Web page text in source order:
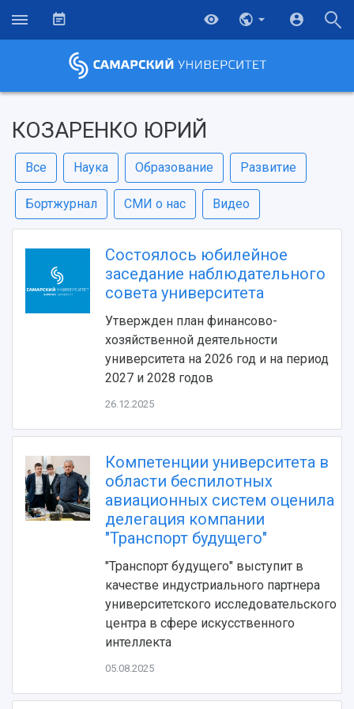
НАЗАД
Об университете
Ключевые факты
Попечительский совет
Ученый совет
Главные новости
Объявления
Пресс-центр
Почему я выбираю Самарский университет?
Абитуриенту
Бакалавриат и специалитет
Магистратура
Аспирантура
Дополнительное образование
Научно-исследовательская деятельность
Основные научные направления
Научные школы и ведущие научные коллективы
Диссертационные советы
Подготовка научных кадров
Конкурс на замещение должностей научных
КОЗАРЕНКО ЮРИЙ
Все Наука Образование Развитие
Бортжурнал СМИ о нас Видео
Состоялось юбилейное
заседание наблюдательного
совета университета
Утвержден план финансово-
хозяйственной деятельности
университета на 2026 год и на период
2027 и 2028 годов
26.12.2025
Компетенции университета в
области беспилотных
авиационных систем оценила
делегация компании
"Транспорт будущего"
"Транспорт будущего" выступит в
качестве индустриального партнера
университетского исследовательского
центра в сфере искусственного
интеллекта
05.08.2025